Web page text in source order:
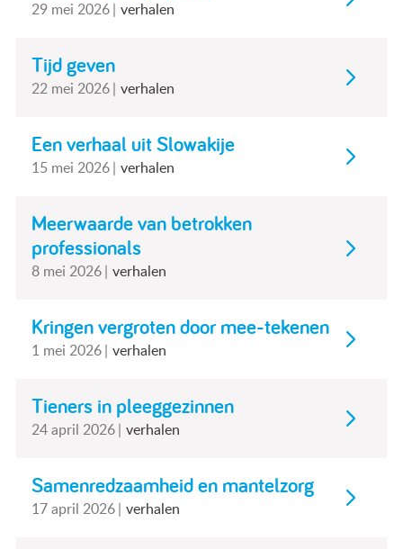
Voor wie
Resultaten
Actueel
29 mei 2026 verhalen
Tijd geven
22 mei 2026 verhalen
Een verhaal uit Slowakije
15 mei 2026 verhalen
Meerwaarde van betrokken
professionals
8 mei 2026 verhalen
Kringen vergroten door mee-tekenen
1 mei 2026 verhalen
Tieners in pleeggezinnen
24 april 2026 verhalen
Samenredzaamheid en mantelzorg
17 april 2026 verhalen